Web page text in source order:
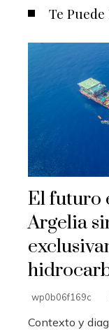
Te
El futuro
Argelia
wp0b06f169c
Contexto y